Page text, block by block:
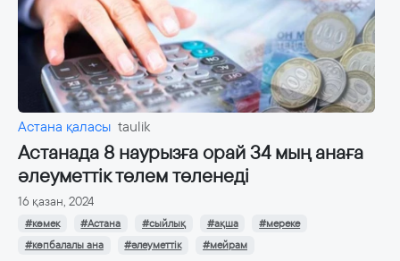
Астана қаласы taulik
Астанада 8 наурызға орай 34 мың анаға
әлеуметтік төлем төленеді
16 қазан, 2024
#көмек #Астана #сыйлық #ақша
#мереке
#көпбалалы ана
#әлеуметтік #мейрам